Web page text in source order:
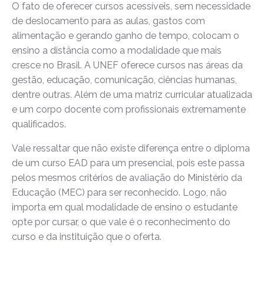
O fato de oferecer cursos acessíveis, sem necessidade
de deslocamento para as aulas, gastos com
alimentação e gerando ganho de tempo, colocam o
ensino a distância como a modalidade que mais
cresce no Brasil. A UNEF oferece cursos nas áreas da
gestão, educação, comunicação, ciências humanas,
dentre outras. Além de uma matriz curricular atualizada
e um corpo docente com profissionais extremamente
qualificados.
Vale ressaltar que não existe diferença entre o diploma
de um curso EAD para um presencial, pois este passa
pelos mesmos critérios de avaliação do Ministério da
Educação (MEC) para ser reconhecido. Logo, não
importa em qual modalidade de ensino o estudante
opte por cursar, o que vale é o reconhecimento do
curso e da instituição que o oferta.